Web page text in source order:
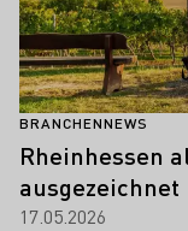
BRANCHENNEWS
Rheinhessen
ausgezeichnet
17.05.2026